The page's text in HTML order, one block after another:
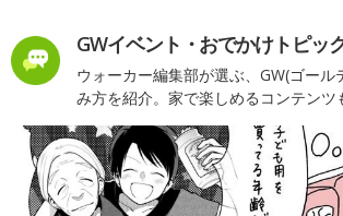
GWイベント・おでかけトピッ
ウォーカー編集部が選ぶ、GW(ゴール
み方を紹介。家で楽しめるコンテンツ